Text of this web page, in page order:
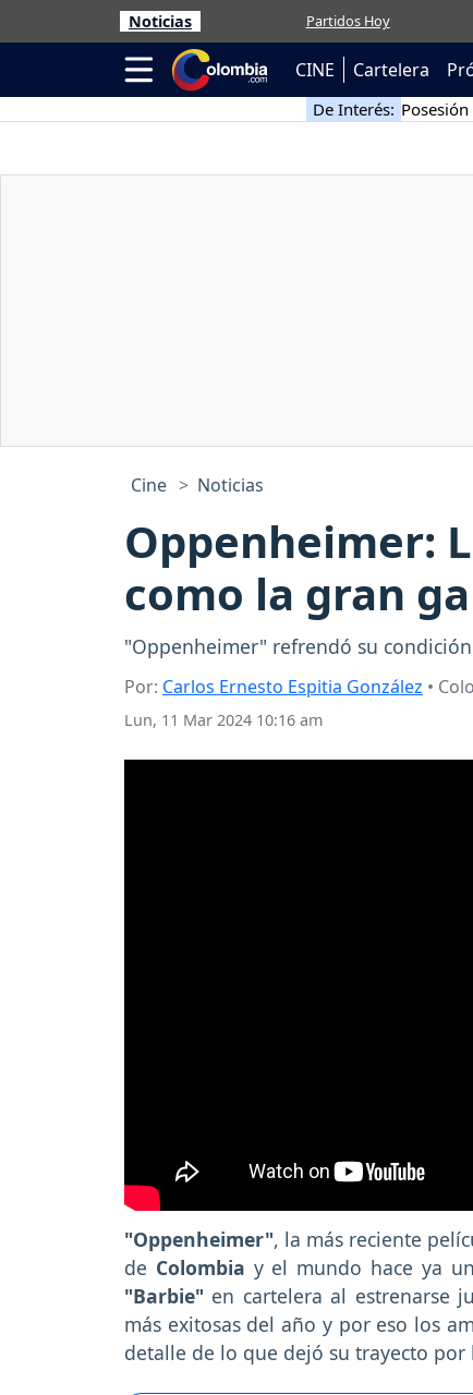
Noticias Partidos Hoy
CINE Cartelera
De Interés:
Cine Noticias
Oppenheimer:
como la gran
"Oppenheimer" refrendó su
Por: Carlos Ernesto Espitia González •
Lun, 11 Mar 2024 10:16 am
"Oppenheimer", la más reciente
de Colombia y el mundo hace ya
"Barbie" en cartelera al estrenarse
más exitosas del año y por eso los
detalle de lo que dejó su trayecto por